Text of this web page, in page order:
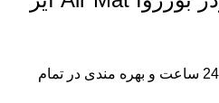
ماندگاری طولاتی مدت تا 24 ساعت و بهره مندی در تمام